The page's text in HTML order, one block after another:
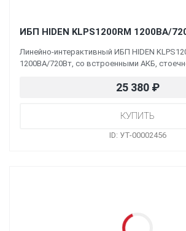
ИБП HIDEN KLPS1200RM 1200ВА/
Линейно-интерактивный ИБП HIDEN
1200ВА/720Вт, со встроенными АКБ,
25 380 ₽
ID: УТ-00002456